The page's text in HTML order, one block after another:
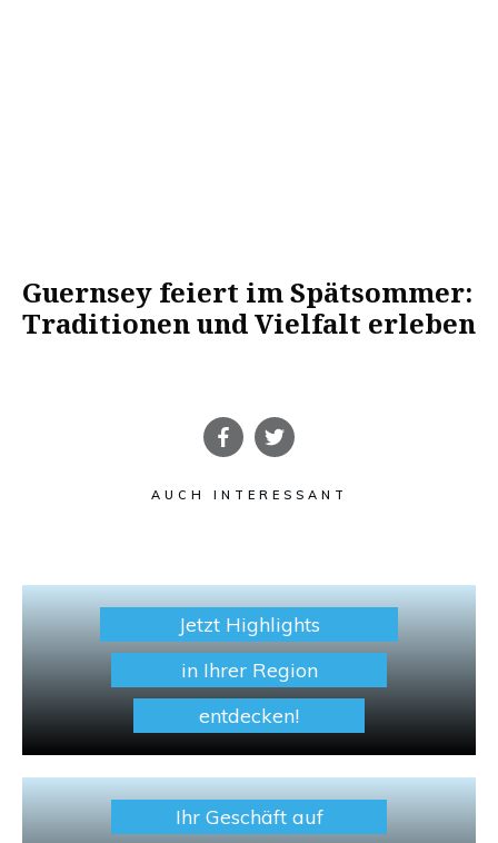
Guernsey feiert im Spätsommer:
Traditionen und Vielfalt erleben
AUCH INTERESSANT
Jetzt Highlights
in Ihrer Region
entdecken!
Ihr Geschäft auf